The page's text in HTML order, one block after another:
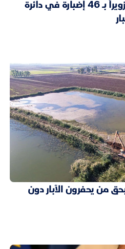
النزاهة تضبط تلاعباً وتزويراً بـ 46 إضبارة في دائرة
من يحفرون الآبار دون